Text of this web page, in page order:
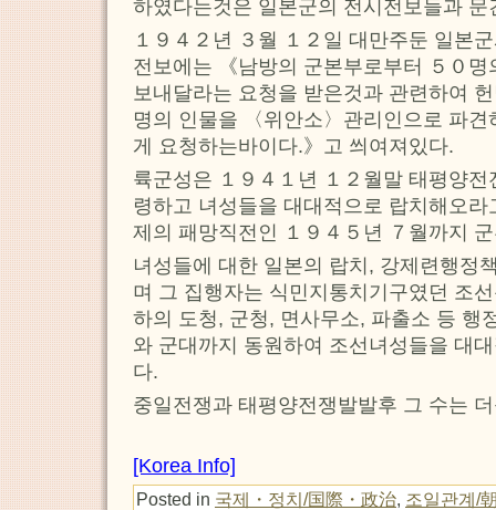
하였다는것은 일본군의 전시전보들과
１９４２년 ３월 １２일 대만주둔 일본
전보에는 《남방의 군본부로부터 ５０
보내달라는 요청을 받은것과 관련하여
명의 인물을 〈위안소〉관리인으로 파
게 요청하는바이다.》고 씌여져있다.
륙군성은 １９４１년 １２월말 태평양
령하고 녀성들을 대대적으로 랍치해오
제의 패망직전인 １９４５년 ７월까지
녀성들에 대한 일본의 랍치, 강제련행정
며 그 집행자는 식민지통치기구였던 조
하의 도청, 군청, 면사무소, 파출소 등 행
와 군대까지 동원하여 조선녀성들을 대
다.
중일전쟁과 태평양전쟁발발후 그 수는
[Korea Info]
Posted in 국제・정치/国際・政治, 조일관계/